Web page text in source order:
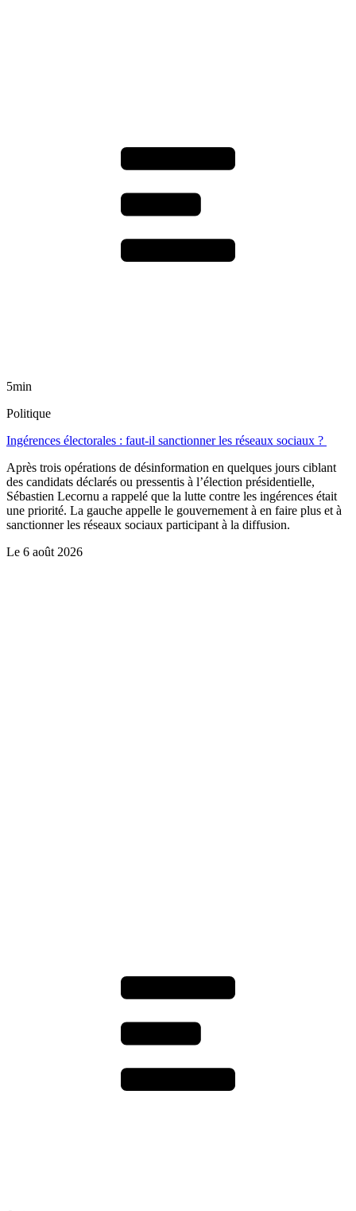
5min
Politique
Ingérences électorales : faut-il sanctionner les réseaux sociaux ?
Après trois opérations de désinformation en quelques jours ciblant
des candidats déclarés ou pressentis à l’élection présidentielle,
Sébastien Lecornu a rappelé que la lutte contre les ingérences était
une priorité. La gauche appelle le gouvernement à en faire plus et à
sanctionner les réseaux sociaux participant à la diffusion.
Le 6 août 2026